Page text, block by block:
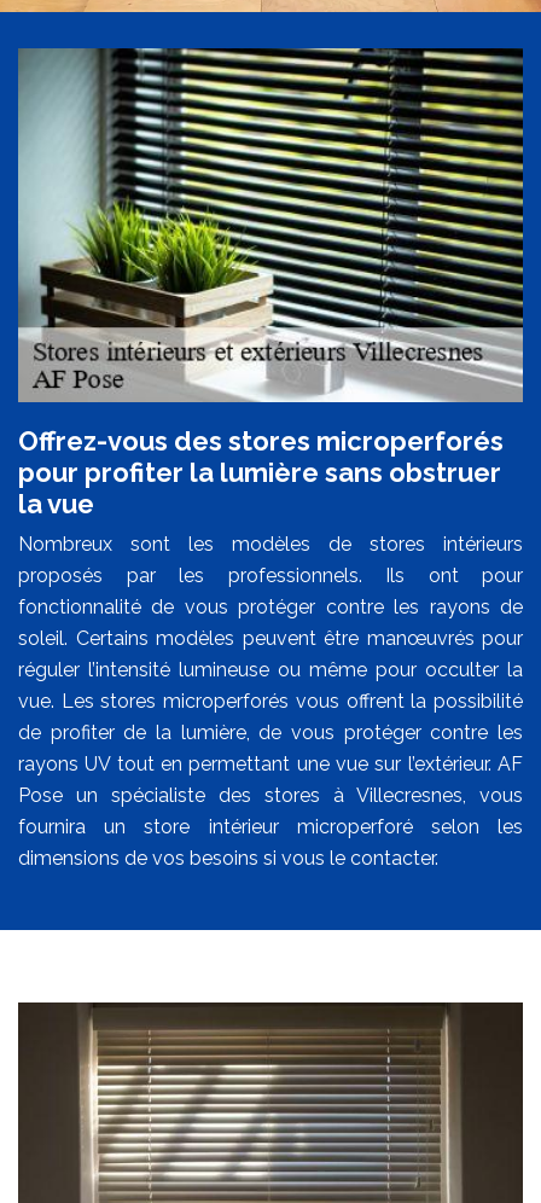
Offrez-vous des stores microperforés
pour profiter la lumière sans obstruer
la vue
Nombreux sont les modèles de stores intérieurs
proposés par les professionnels. Ils ont pour
fonctionnalité de vous protéger contre les rayons de
soleil. Certains modèles peuvent être manœuvrés pour
réguler l’intensité lumineuse ou même pour occulter la
vue. Les stores microperforés vous offrent la possibilité
de profiter de la lumière, de vous protéger contre les
rayons UV tout en permettant une vue sur l’extérieur. AF
Pose un spécialiste des stores à Villecresnes, vous
fournira un store intérieur microperforé selon les
dimensions de vos besoins si vous le contacter.